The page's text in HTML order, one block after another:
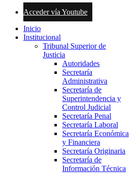
Acceder vía Youtube
Inicio
Institucional
Tribunal Superior de
Justicia
Autoridades
Secretaría
Administrativa
Secretaría de
Superintendencia y
Control Judicial
Secretaría Penal
Secretaría Laboral
Secretaría Económica
y Financiera
Secretaría Originaria
Secretaría de
Información Técnica